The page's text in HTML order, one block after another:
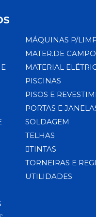
MÁQUINAS P/
MATER.DE CAMPO
MATERIAL
PISCINAS
PISOS E
PORTAS E
SOLDAGEM
TELHAS
TINTAS
TORNEIRAS E
UTILIDADES